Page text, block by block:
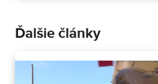
Ďalšie články